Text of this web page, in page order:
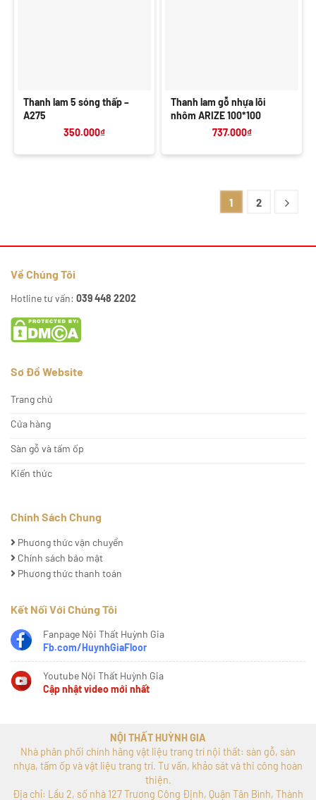
Thanh lam 5 sóng thấp –
A275
350.000₫
Thanh lam gỗ nhựa lõi
nhôm ARIZE 100*100
737.000₫
1 2
Về Chúng Tôi
Hotline tư vấn: 039 448 2202
Sơ Đồ Website
Trang chủ
Cửa hàng
Sàn gỗ và tấm ốp
Kiến thức
Chính Sách Chung
Phương thức vận chuyển
Chính sách bảo mật
Phương thức thanh toán
Kết Nối Với Chúng Tôi
Fanpage Nội Thất Huỳnh Gia
Fb.com/HuynhGiaFloor
Youtube Nội Thất Huỳnh Gia
Cập nhật video mới nhất
NỘI THẤT HUỲNH GIA
Nhà phân phối chính hãng vật liệu trang trí nội thất: sàn gỗ, sàn
nhựa, tấm ốp và vật liệu trang trí. Tư vấn, khảo sát và thi công hoàn
thiện.
Địa chỉ: Lầu 2, số nhà 127 Trương Công Định, Quận Tân Bình, Thành